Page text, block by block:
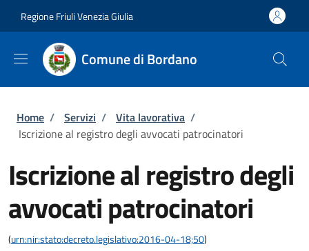
Regione Friuli Venezia Giulia
Comune di Bordano
Briciole di pane
Home / Servizi / Vita lavorativa /
Iscrizione al registro degli avvocati patrocinatori
Iscrizione al registro degli
avvocati patrocinatori
(urn:nir:stato:decreto.legislativo:2016-04-18;50)